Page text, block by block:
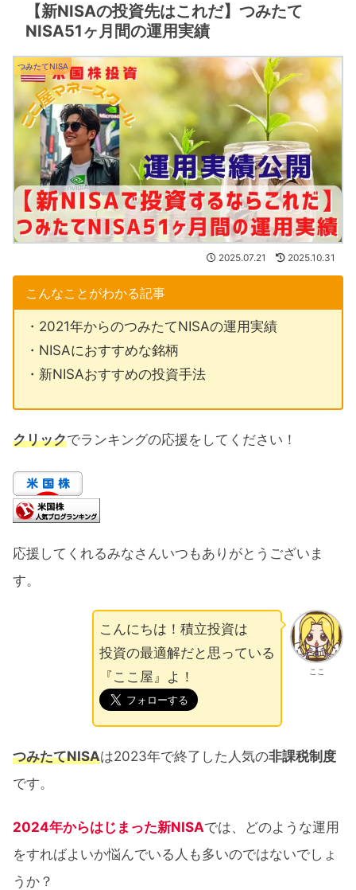
【新NISAの投資先はこれだ】つみたて
NISA51ヶ月間の運用実績
つみたてNISA
2025.07.21 2025.10.31
こんなことがわかる記事
・2021年からのつみたてNISAの運用実績
・NISAにおすすめな銘柄
・新NISAおすすめの投資手法
クリックでランキングの応援をしてください！
応援してくれるみなさんいつもありがとうございま
す。
ここ
こんにちは！積立投資は
投資の最適解だと思っている
『ここ屋』よ！
つみたてNISAは2023年で終了した人気の非課税制度
です。
2024年からはじまった新NISAでは、どのような運用
をすればよいか悩んでいる人も多いのではないでしょ
うか？